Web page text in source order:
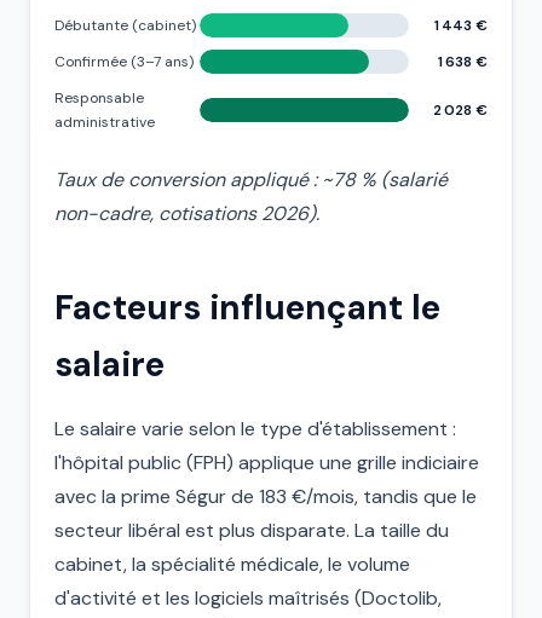
Débutante (cabinet)
1 443 €
Confirmée (3–7 ans)
1 638 €
Responsable
administrative
2 028 €
Taux de conversion appliqué : ~78 % (salarié
non-cadre, cotisations 2026).
Facteurs influençant le
salaire
Le salaire varie selon le type d'établissement :
l'hôpital public (FPH) applique une grille indiciaire
avec la prime Ségur de 183 €/mois, tandis que le
secteur libéral est plus disparate. La taille du
cabinet, la spécialité médicale, le volume
d'activité et les logiciels maîtrisés (Doctolib,